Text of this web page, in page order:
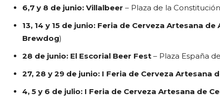
6,7 y 8 de junio: Villalbeer – Plaza de la
13, 14 y 15 de junio: Feria de Cerveza Artesana de
Brewdog)
28 de junio: El Escorial Beer Fest – Plaza España
27, 28 y 29 de junio: I Feria de Cerveza Artesana
4, 5 y 6 de julio: I Feria de Cerveza Artesana de